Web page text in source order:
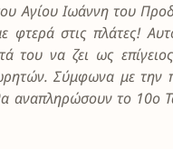
Αγίου Ιωάννη του
φτερά στις πλάτες!
του να ζει ως
Σύμφωνα με την
αναπληρώσουν το